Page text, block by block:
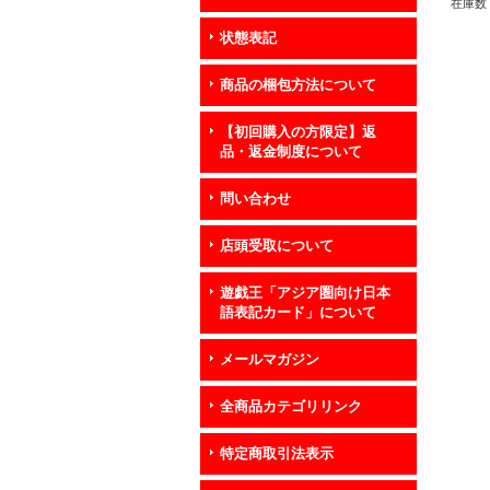
状態表記
商品の梱包方法について
【初回購入の方限定】返
品・返金制度について
問い合わせ
店頭受取について
遊戯王「アジア圏向け日本
語表記カード」について
メールマガジン
全商品カテゴリリンク
特定商取引法表示
在庫数